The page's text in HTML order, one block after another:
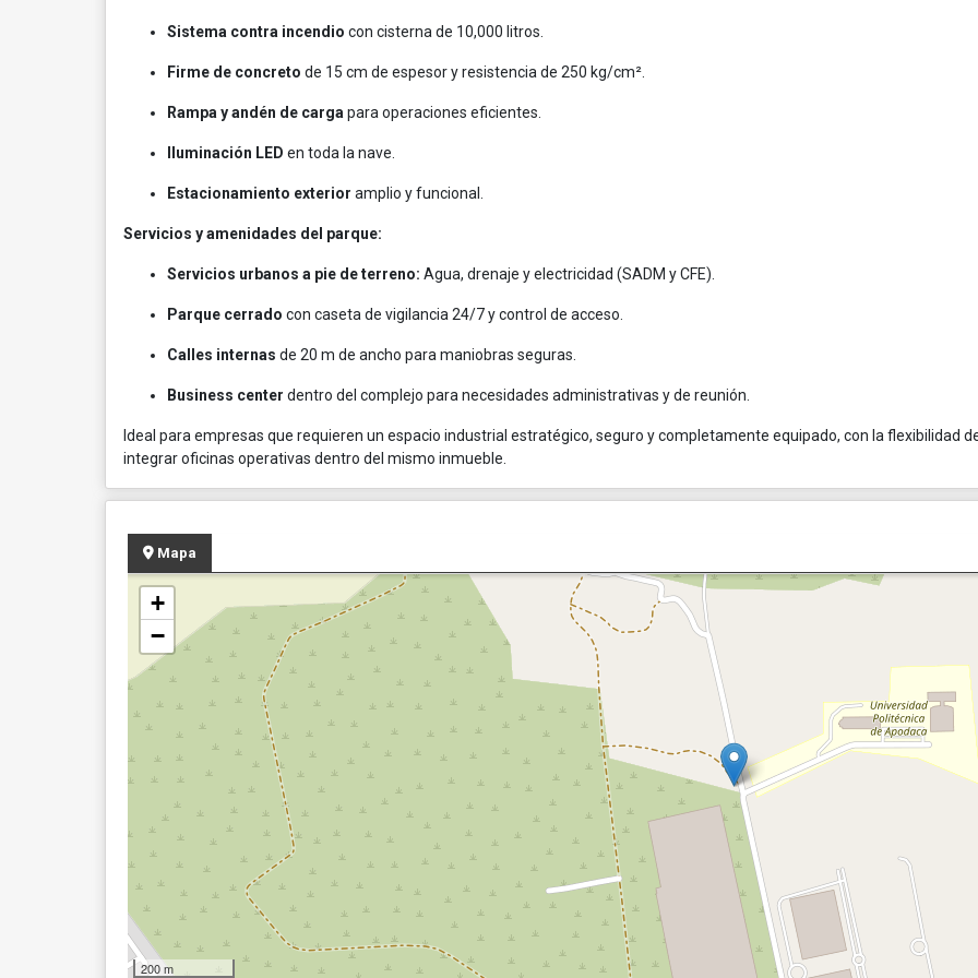
Sistema contra incendio con cisterna de 10,000 litros.
Firme de concreto de 15 cm de espesor y resistencia de 250 kg/cm².
Rampa y andén de carga para operaciones eficientes.
Iluminación LED en toda la nave.
Estacionamiento exterior amplio y funcional.
Servicios y amenidades del parque:
Servicios urbanos a pie de terreno: Agua, drenaje y electricidad (SADM y CFE).
Parque cerrado con caseta de vigilancia 24/7 y control de acceso.
Calles internas de 20 m de ancho para maniobras seguras.
Business center dentro del complejo para necesidades administrativas y de reunión.
Ideal para empresas que requieren un espacio industrial estratégico, seguro y completamente equipado, con la flexibilidad
integrar oficinas operativas dentro del mismo inmueble.
Mapa
+
−
200 m